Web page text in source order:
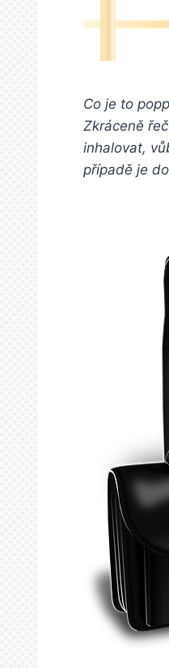
Co je to
Zkráceně
inhalovat,
případě je